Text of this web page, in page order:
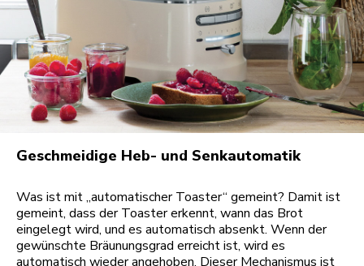
Geschmeidige Heb- und Senkautomatik
Was ist mit „automatischer Toaster“ gemeint? Damit ist
gemeint, dass der Toaster erkennt, wann das Brot
eingelegt wird, und es automatisch absenkt. Wenn der
gewünschte Bräunungsgrad erreicht ist, wird es
automatisch wieder angehoben. Dieser Mechanismus ist